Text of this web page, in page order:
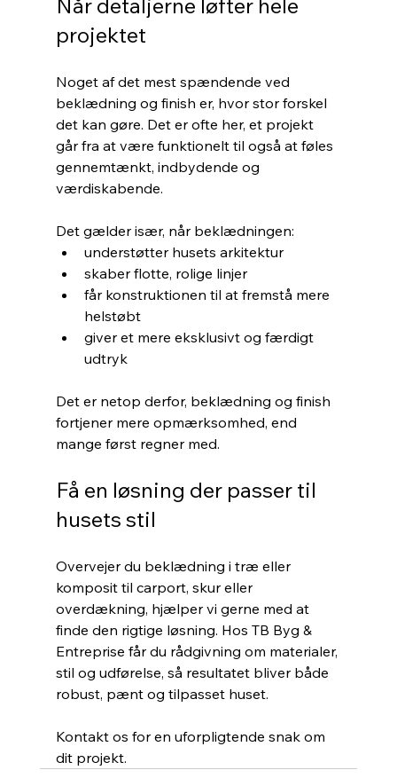
Når detaljerne løfter hele
projektet
Noget af det mest spændende ved
beklædning og finish er, hvor stor forskel
det kan gøre. Det er ofte her, et projekt
går fra at være funktionelt til også at føles
gennemtænkt, indbydende og
værdiskabende.
Det gælder især, når beklædningen:
understøtter husets arkitektur
skaber flotte, rolige linjer
får konstruktionen til at fremstå mere
helstøbt
giver et mere eksklusivt og færdigt
udtryk
Det er netop derfor, beklædning og finish
fortjener mere opmærksomhed, end
mange først regner med.
Få en løsning der passer til
husets stil
Overvejer du beklædning i træ eller
komposit til carport, skur eller
overdækning, hjælper vi gerne med at
finde den rigtige løsning. Hos TB Byg &
Entreprise får du rådgivning om materialer,
stil og udførelse, så resultatet bliver både
robust, pænt og tilpasset huset.
Kontakt os for en uforpligtende snak om
dit projekt.